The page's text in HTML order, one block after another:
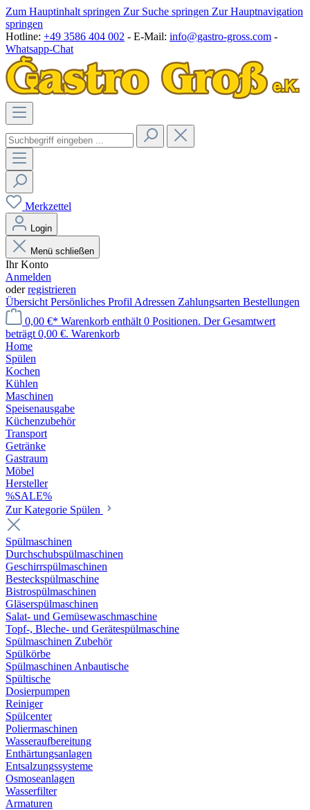
Zum Hauptinhalt springen Zur Suche springen Zur Hauptnavigation
springen
Hotline: +49 3586 404 002 - E-Mail: info@gastro-gross.com -
Whatsapp-Chat
Merkzettel
Login
Menü schließen
Ihr Konto
Anmelden
oderregistrieren
Übersicht Persönliches Profil Adressen Zahlungsarten Bestellungen
0,00 €* Warenkorb enthält 0 Positionen. Der Gesamtwert
beträgt 0,00 €. Warenkorb
Home
Spülen
Kochen
Kühlen
Maschinen
Speisenausgabe
Küchenzubehör
Transport
Getränke
Gastraum
Möbel
Hersteller
%SALE%
Zur Kategorie Spülen
Spülmaschinen
Durchschubspülmaschinen
Geschirrspülmaschinen
Besteckspülmaschine
Bistrospülmaschinen
Gläserspülmaschinen
Salat- und Gemüsewaschmaschine
Topf-, Bleche- und Gerätespülmaschine
Spülmaschinen Zubehör
Spülkörbe
Spülmaschinen Anbautische
Spültische
Dosierpumpen
Reiniger
Spülcenter
Poliermaschinen
Wasseraufbereitung
Enthärtungsanlagen
Entsalzungssysteme
Osmoseanlagen
Wasserfilter
Armaturen